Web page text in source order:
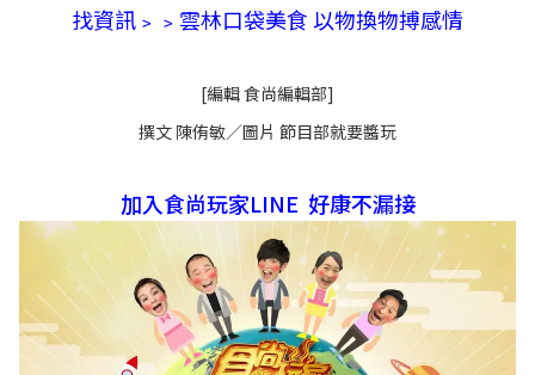
找資訊﹥﹥雲林口袋美食 以物換物搏感情
[編輯 食尚編輯部]
撰文 陳侑敏／圖片 節目部就要醬玩
加入食尚玩家LINE 好康不漏接